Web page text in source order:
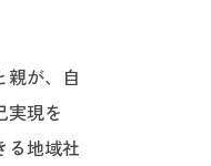
親が、自
実現を
る地域社